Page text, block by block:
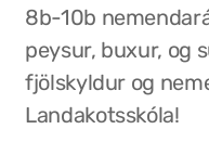
8b-10b
peysur, buxur, og
fjölskyldur og
Landakotsskóla!